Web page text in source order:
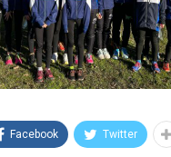
Facebook Twitter